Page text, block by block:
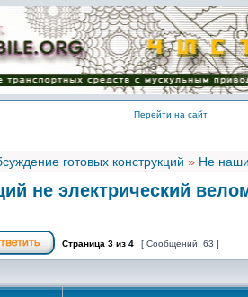
Перейти на сайт
готовых конструкций » Не
не электрический
Страница 3 из 4 [ Сообщений: 63 ]